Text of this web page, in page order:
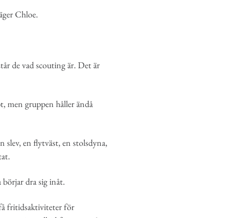
Chloe.
de vad scouting är. Det är
men gruppen håller ändå
en flytväst, en stolsdyna,
börjar dra sig inåt.
fritidsaktiviteter för